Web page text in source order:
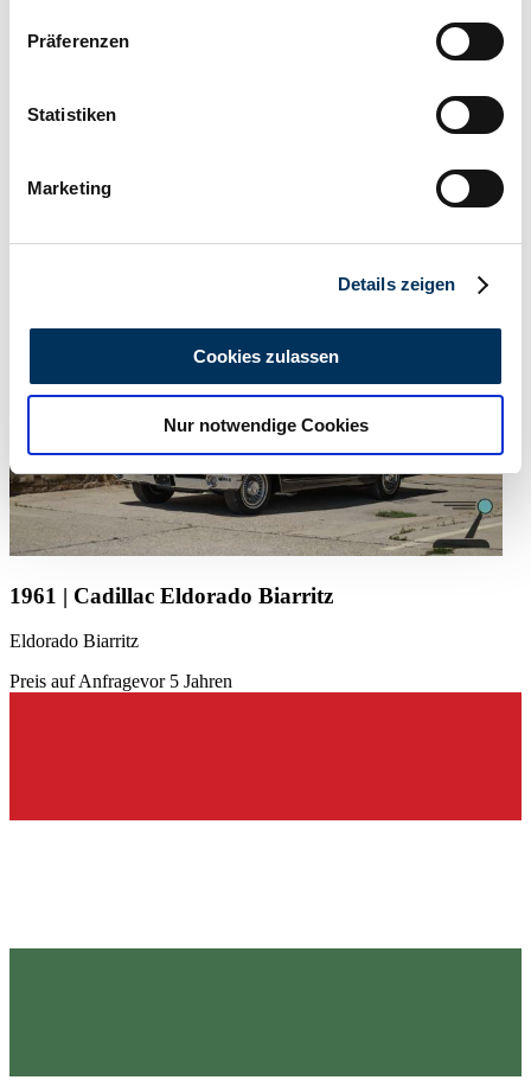
Informationen über Ihre geografische Lage
können
bestimmten Merkmalen (Fingerprinting) identifizieren
Erfahren Sie mehr darüber, wie Ihre persönlichen Daten
analysieren. Außerdem geben wir Informationen zu Ihrer
Verwendung unserer Website an unsere Partner für
soziale Medien, Werbung und Analysen weiter. Unsere
Partner führen diese Informationen möglicherweise mit
weiteren Daten zusammen, die Sie ihnen bereitgestellt
haben oder die sie im Rahmen Ihrer Nutzung der Dienste
Präferenzen
Statistiken
Marketing
Details zeigen
Cookies zulassen
Nur notwendige Cookies
Händler
1961 | Cadillac Eldorado Biarritz
Eldorado Biarritz
Preis auf Anfragevor 5 Jahren